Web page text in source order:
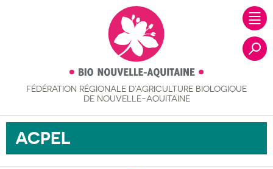
FÉDÉRATION RÉGIONALE D’AGRICULTURE BIOLOGIQUE
DE NOUVELLE-AQUITAINE
ACPEL